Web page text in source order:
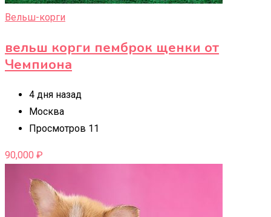
Вельш-корги
вельш корги пемброк щенки от
Чемпиона
4 дня назад
Москва
Просмотров 11
90,000 ₽